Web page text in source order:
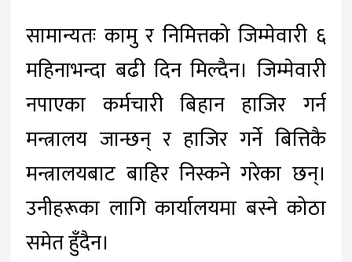
सामान्यतः कामु र निमित्तको जिम्मेवारी ६
महिनाभन्दा बढी दिन मिल्दैन। जिम्मेवारी
नपाएका कर्मचारी बिहान हाजिर गर्न
मन्त्रालय जान्छन् र हाजिर गर्ने बित्तिकै
मन्त्रालयबाट बाहिर निस्कने गरेका छन्।
उनीहरूका लागि कार्यालयमा बस्ने कोठा
समेत हुँदैन।